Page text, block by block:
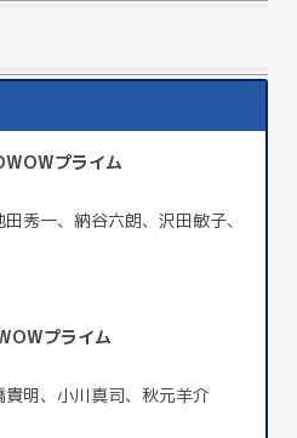
プライム
秀一、納谷六朗、沢田敏子、
プライム
明、小川真司、秋元羊介